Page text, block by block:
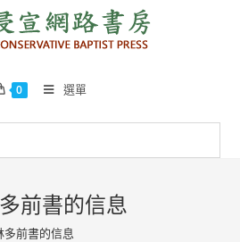
0 選單
前書的信息
多前書的信息